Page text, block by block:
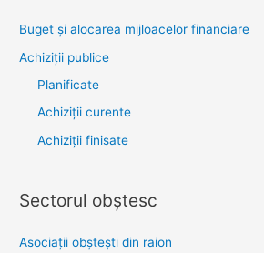
Buget și alocarea mijloacelor financiare
Achiziţii publice
Planificate
Achiziții curente
Achiziții finisate
Sectorul obştesc
Asociaţii obşteşti din raion